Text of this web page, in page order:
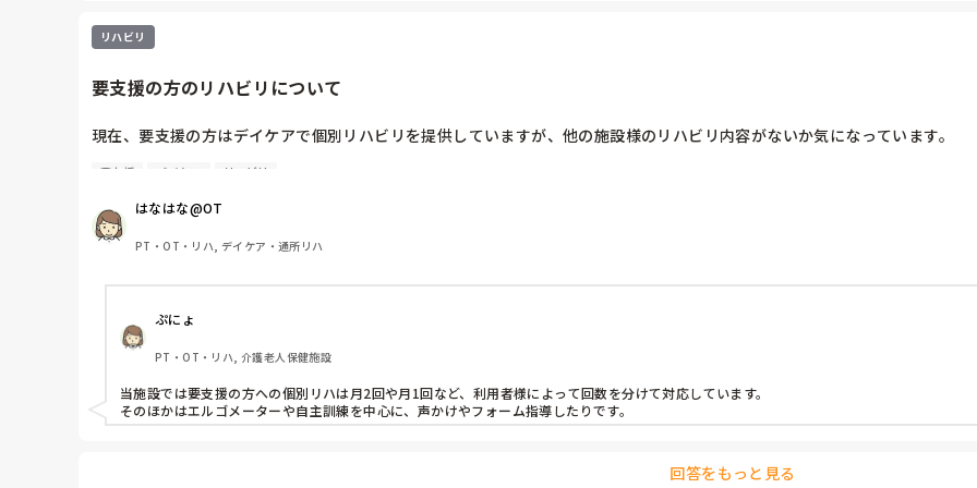
リハビリ
要支援の方のリハビリについて
現在、要支援の方はデイケアで個別リハビリを提供していますが、他の施設様のリハビリ内容がないか気になっています。
よろしくお願いいたします。
要支援 デイケア リハビリ
はなはな@OT
PT・OT・リハ, デイケア・通所リハ
ぷにょ
PT・OT・リハ, 介護老人保健施設
当施設では要支援の方への個別リハは月2回や月1回など、利用者様によって回数を分けて対応しています。
そのほかはエルゴメーターや自主訓練を中心に、声かけやフォーム指導したりです。
回答をもっと見る